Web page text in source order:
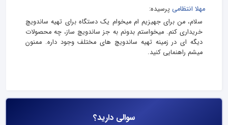
مهلا انتظامی پرسیده:
سلام، من برای جهیزیم ام میخوام یک دستگاه برای تهیه ساندویچ
خریداری کنم. میخواستم بدونم به جز ساندویچ ساز، چه محصولات
دیگه ای در زمینه تهیه ساندویچ های مختلف وجود داره. ممنون
میشم راهنمایی کنید.
سوالی دارید؟